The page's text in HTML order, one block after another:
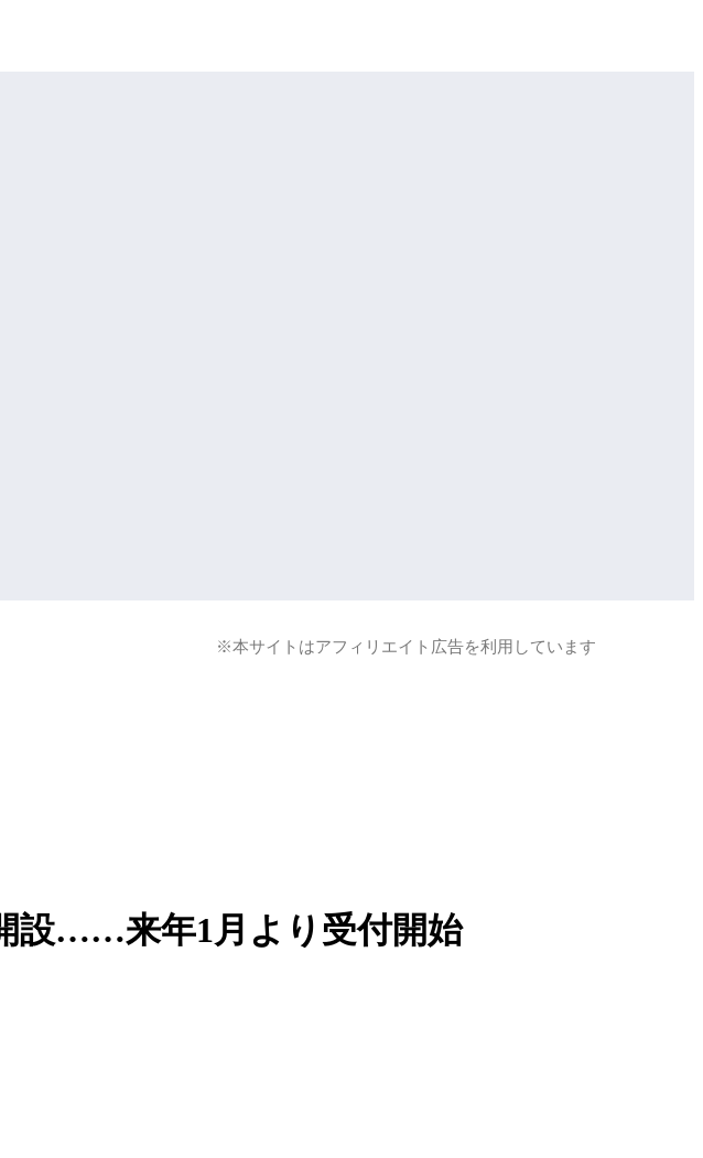
※本サイトはアフィリエイト広告を利用しています
設……来年1月より受付開始